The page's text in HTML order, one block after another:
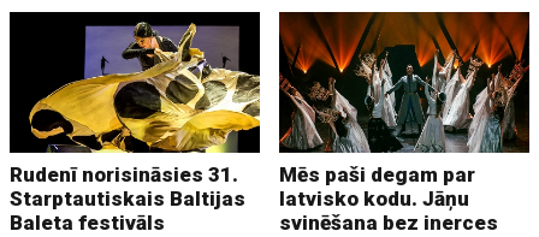
Rudenī norisināsies 31.
Starptautiskais Baltijas
Baleta festivāls
Mēs paši degam par
latvisko kodu. Jāņu
svinēšana bez inerces